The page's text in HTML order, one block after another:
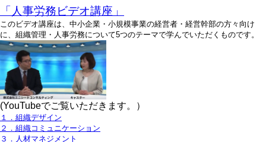
「人事労務ビデオ講座」
このビデオ講座は、中小企業・小規模事業の経営者・経営幹部の方々向け
に、組織管理・人事労務について5つのテーマで学んでいただくものです。
(YouTubeでご覧いただきます。）
１．組織デザイン
２．組織コミュニケーション
３．人材マネジメント